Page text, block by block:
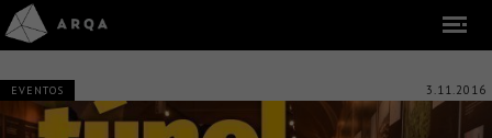
EVENTOS 3.11.2016